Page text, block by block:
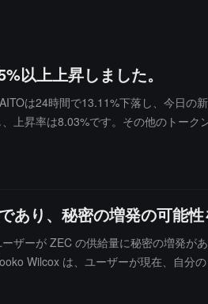
以上上昇しました。
は24時間で13.11%下落し、今日
上昇率は8.03%です。その他のトー
り、秘密の増発の可能性
ザーが ZEC の供給量に秘密の増発
Wilcox は、ユーザーが現在、自